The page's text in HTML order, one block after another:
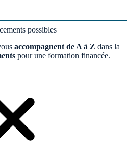
possibles
accompagnent de A à Z dans la
pour une formation financée.